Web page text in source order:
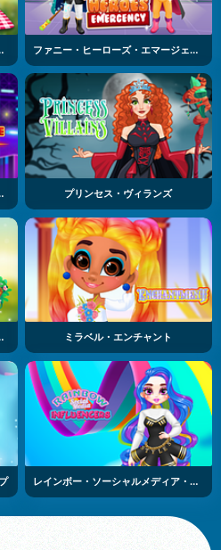
ーピクニック ファニー・ヒーローズ・エマージェンシー
・ウィッチ プリンセス・ヴィランズ
ファッション ミラベル・エンチャント
レインボー・ソーシャルメディア・インフルエンサー